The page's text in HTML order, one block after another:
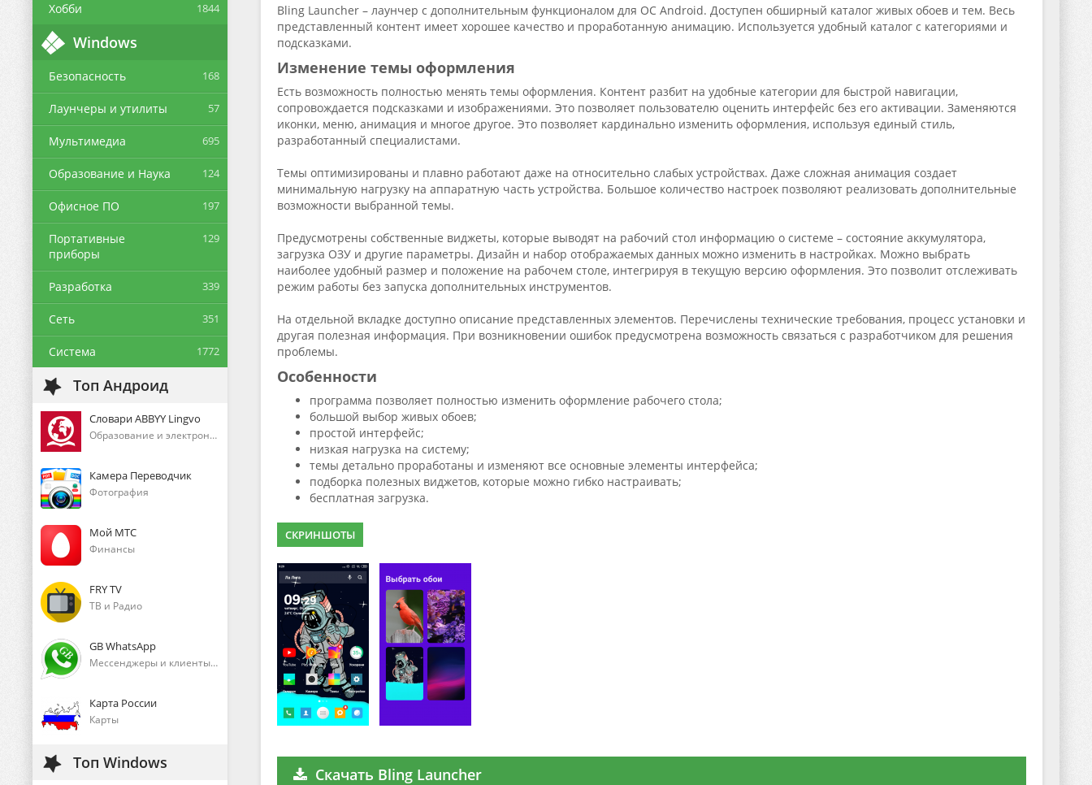
Хобби 1844
Windows
Безопасность 168
Лаунчеры и утилиты 57
Мультимедиа 695
Образование и Наука 124
Офисное ПО 197
Портативные
приборы
129
Разработка 339
Сеть 351
Система 1772
Топ Андроид
Словари ABBYY Lingvo
Образование и электронные книги
Камера Переводчик
Фотография
Мой МТС
Финансы
FRY TV
ТВ и Радио
GB WhatsApp
Мессенджеры и клиенты голосового общения
Карта России
Карты
Топ Windows
Bling Launcher – лаунчер с дополнительным функционалом для ОС Android. Доступен обширный каталог живых обоев и тем. Весь
представленный контент имеет хорошее качество и проработанную анимацию. Используется удобный каталог с категориями и
подсказками.
Изменение темы оформления
Есть возможность полностью менять темы оформления. Контент разбит на удобные категории для быстрой навигации,
сопровождается подсказками и изображениями. Это позволяет пользователю оценить интерфейс без его активации. Заменяются
иконки, меню, анимация и многое другое. Это позволяет кардинально изменить оформления, используя единый стиль,
разработанный специалистами.
Темы оптимизированы и плавно работают даже на относительно слабых устройствах. Даже сложная анимация создает
минимальную нагрузку на аппаратную часть устройства. Большое количество настроек позволяют реализовать дополнительные
возможности выбранной темы.
Предусмотрены собственные виджеты, которые выводят на рабочий стол информацию о системе – состояние аккумулятора,
загрузка ОЗУ и другие параметры. Дизайн и набор отображаемых данных можно изменить в настройках. Можно выбрать
наиболее удобный размер и положение на рабочем столе, интегрируя в текущую версию оформления. Это позволит отслеживать
режим работы без запуска дополнительных инструментов.
На отдельной вкладке доступно описание представленных элементов. Перечислены технические требования, процесс установки и
другая полезная информация. При возникновении ошибок предусмотрена возможность связаться с разработчиком для решения
проблемы.
Особенности
программа позволяет полностью изменить оформление рабочего стола;
большой выбор живых обоев;
простой интерфейс;
низкая нагрузка на систему;
темы детально проработаны и изменяют все основные элементы интерфейса;
подборка полезных виджетов, которые можно гибко настраивать;
бесплатная загрузка.
СКРИНШОТЫ
Скачать Bling Launcher